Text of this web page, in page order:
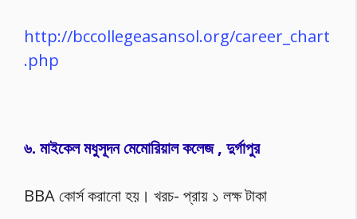
http://bccollegeasansol.org/career_chart
.php
৬. মাইকেল মধুসূদন মেমোরিয়াল কলেজ , দুর্গাপুর
BBA কোর্স করানো হয়। খরচ- প্রায় ১ লক্ষ টাকা